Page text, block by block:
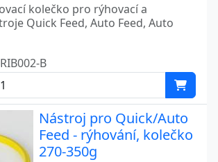
kolečko pro rýhovací a
Quick Feed, Auto Feed, Auto
B
Nástroj pro Quick/Auto
Feed - rýhování, kolečko
270-350g